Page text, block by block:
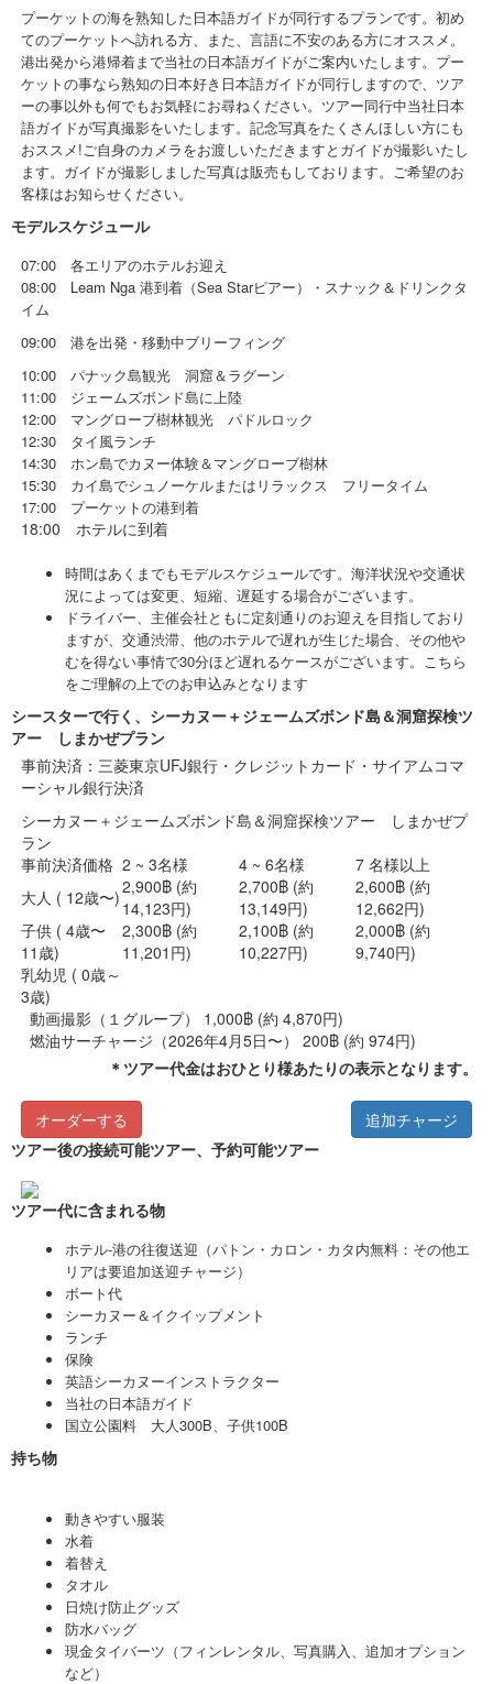
プーケットの海を熟知した日本語ガイドが同行するプランです。 初め
てのプーケットへ訪れる方、また、言語に不安のある方にオススメ。
港出発から港帰着まで当社の日本語ガイドがご案内いたします。プー
ケットの事なら熟知の日本好き日本語ガイドが同行しますので、ツア
ーの事以外も何でもお気軽にお尋ねください。 ツアー同行中当社日本
語ガイドが写真撮影をいたします。記念写真をたくさんほしい方にも
おススメ! ご自身のカメラをお渡しいただきますとガイドが撮影いたし
ます。 ガイドが撮影しました写真は販売もしております。ご希望のお
客様はお知らせください。
モデルスケジュール
07:00 各エリアのホテルお迎え
08:00 Leam Nga 港到着（Sea Starピアー）・スナック＆ドリンクタ
イム
09:00 港を出発・移動中ブリーフィング
10:00 パナック島観光 洞窟＆ラグーン
11:00 ジェームズボンド島に上陸
12:00 マングローブ樹林観光 パドルロック
12:30 タイ風ランチ
14:30 ホン島でカヌー体験＆マングローブ樹林
15:30 カイ島でシュノーケルまたはリラックス フリータイム
17:00 プーケットの港到着
18:00 ホテルに到着
時間はあくまでもモデルスケジュールです。海洋状況や交通状
況によっては変更、短縮、遅延する場合がございます。
ドライバー、主催会社ともに定刻通りのお迎えを目指しており
ますが、交通渋滞、他のホテルで遅れが生じた場合、 その他や
むを得ない事情で30分ほど遅れるケースがございます。こちら
をご理解の上でのお申込みとなります
シースターで行く、シーカヌー＋ジェームズボンド島＆洞窟探検ツ
アー しまかぜプラン
事前決済：三菱東京UFJ銀行・クレジットカード・サイアムコマ
ーシャル銀行決済
シーカヌー＋ジェームズボンド島＆洞窟探検ツアー しまかぜプ
ラン
事前決済価格 2 ~ 3名様 4 ~ 6名様
7 名様以上
大人 ( 12歳〜)2,900฿ (約
14,123円)
2,700฿ (約
13,149円)
2,600฿ (約
12,662円)
子供 ( 4歳〜
11歳)
2,300฿ (約
11,201円)
2,100฿ (約
10,227円)
2,000฿ (約
9,740円)
乳幼児 ( 0歳～
3歳)
動画撮影（１グループ） 1,000฿ (約 4,870円)
燃油サーチャージ（2026年4月5日〜） 200฿ (約 974円)
＊ツアー代金はおひとり様あたりの表示となります。
オーダーする
追加チャージ
ツアー後の接続可能ツアー、予約可能ツアー
ツアー代に含まれる物
ホテル‐港の往復送迎（パトン・カロン・カタ内無料：その他エ
リアは要追加送迎チャージ）
ボート代
シーカヌー＆イクイップメント
ランチ
保険
英語シーカヌーインストラクター
当社の日本語ガイド
国立公園料 大人300B、子供100B
持ち物
動きやすい服装
水着
着替え
タオル
日焼け防止グッズ
防水バッグ
現金タイバーツ（フィンレンタル、写真購入、追加オプション
など）